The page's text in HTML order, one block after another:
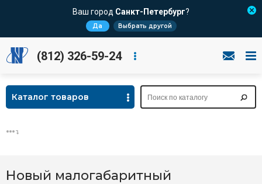
Ваш город Санкт-Петербург?
Да Выбрать другой
(812) 326-59-24
Каталог товаров
Новый малогабаритный